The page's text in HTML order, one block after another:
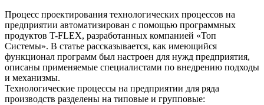
Процесс проектирования технологических процессов на
предприятии автоматизирован с помощью программных
продуктов T-FLEX, разработанных компанией «Топ
Системы». В статье рассказывается, как имеющийся
функционал программ был настроен для нужд предприятия,
описаны применяемые специалистами по внедрению подходы
и механизмы.
Технологические процессы на предприятии для ряда
производств разделены на типовые и групповые: